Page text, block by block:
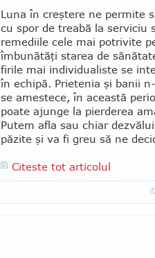
Luna în creştere ne permite
cu spor de treabă la serviciu
remediile cele mai potrivite
îm­bu­nătăţi starea de
firile mai in­di­vidualiste se
în echipă. Prie­tenia şi banii
se amestece, în aceas­tă
poate ajunge la pier­de­rea
Putem afla sau chiar
păzite şi va fi greu să ne
Citeste tot articolul